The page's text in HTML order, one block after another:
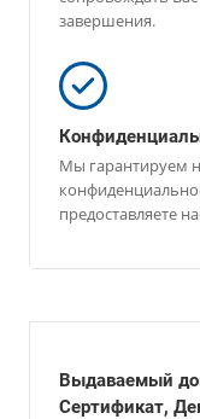
завершения.
Мы гарантируем
предоставляете
Выдаваемый
Сертификат,